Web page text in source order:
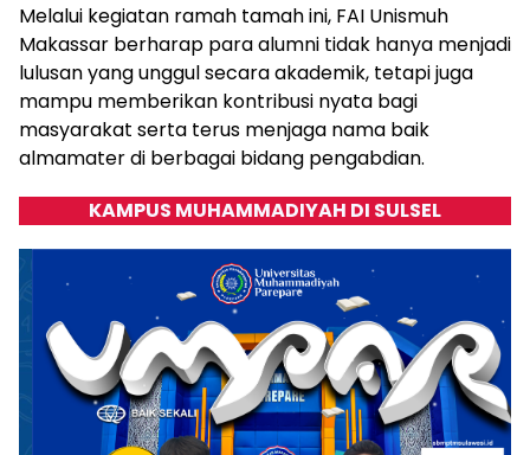
Melalui kegiatan ramah tamah ini, FAI Unismuh
Makassar berharap para alumni tidak hanya menjadi
lulusan yang unggul secara akademik, tetapi juga
mampu memberikan kontribusi nyata bagi
masyarakat serta terus menjaga nama baik
almamater di berbagai bidang pengabdian.
KAMPUS MUHAMMADIYAH DI SULSEL